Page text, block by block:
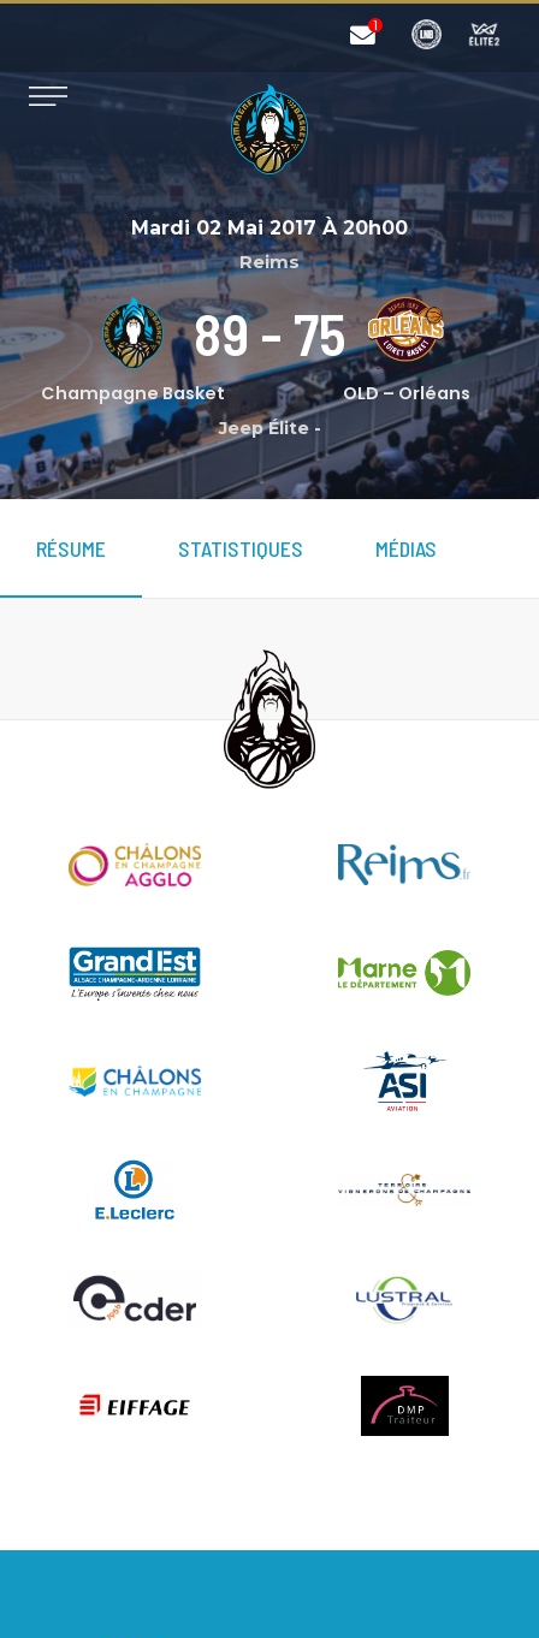
Mardi 02 Mai 2017 À 20h00
Reims
Champagne Basket
89- 75
OLD – Orléans
Jeep Élite-
RÉSUME STATISTIQUES MÉDIAS